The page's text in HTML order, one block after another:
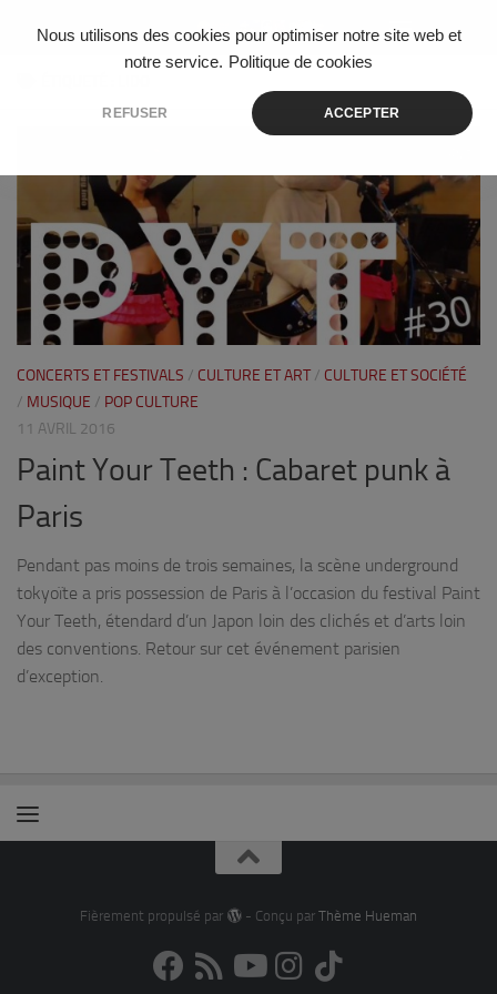
Nous utilisons des cookies pour optimiser notre site web et
notre service. Politique de cookies
REFUSER ACCEPTER
Skip to content
CONCERTS ET FESTIVALS / CULTURE ET ART / CULTURE ET SOCIÉTÉ
/ MUSIQUE / POP CULTURE
11 AVRIL 2016
Paint Your Teeth : Cabaret punk à
Paris
Pendant pas moins de trois semaines, la scène underground
tokyoïte a pris possession de Paris à l’occasion du festival Paint
Your Teeth, étendard d’un Japon loin des clichés et d’arts loin
des conventions. Retour sur cet événement parisien
d’exception.
Fièrement propulsé par - Conçu par Thème Hueman